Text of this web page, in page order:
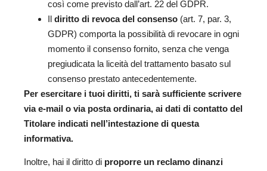
così come previsto dall’art. 22 del GDPR.
Il diritto di revoca del consenso (art. 7, par. 3,
GDPR) comporta la possibilità di revocare in ogni
momento il consenso fornito, senza che venga
pregiudicata la liceità del trattamento basato sul
consenso prestato antecedentemente.
Per esercitare i tuoi diritti, ti sarà sufficiente scrivere
via e-mail o via posta ordinaria, ai dati di contatto del
Titolare indicati nell’intestazione di questa
informativa.
Inoltre, hai il diritto di proporre un reclamo dinanzi